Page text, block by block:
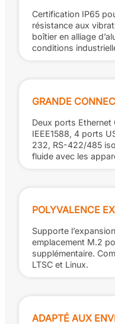
Certification IP65
résistance aux
boîtier en alliage
conditions
GRANDE
Deux ports Ethernet
IEEE1588, 4 ports
232, RS-422/485
fluide avec les
POLYVALENCE
Supporte
emplacement M.2
supplémentaire.
LTSC et Linux.
ADAPTÉ AUX